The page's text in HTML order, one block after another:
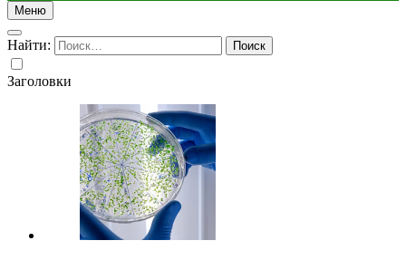
Меню
Найти:
Заголовки